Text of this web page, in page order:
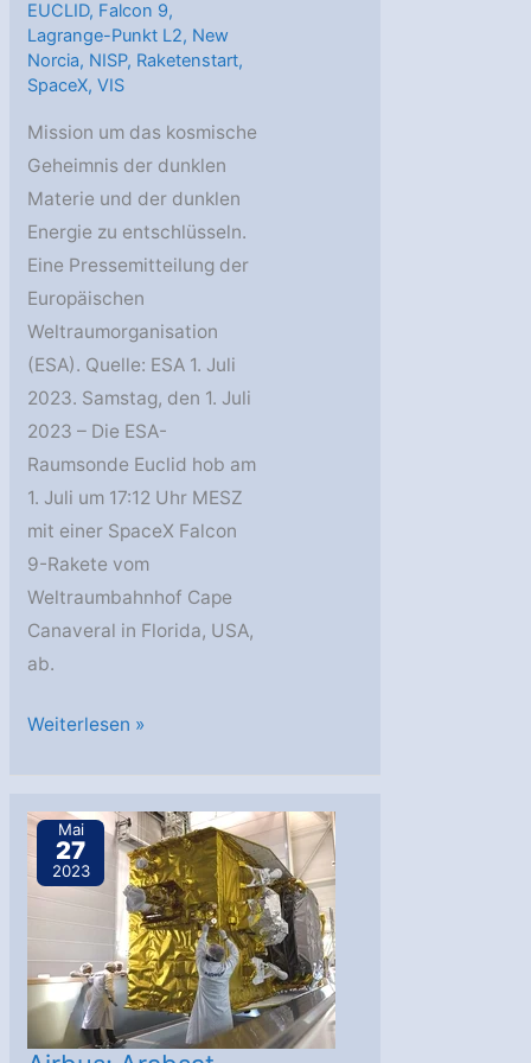
EUCLID, Falcon 9,
Lagrange-Punkt L2, New
Norcia, NISP, Raketenstart,
SpaceX,VIS
Mission um das kosmische
Geheimnis der dunklen
Materie und der dunklen
Energie zu entschlüsseln.
Eine Pressemitteilung der
Europäischen
Weltraumorganisation
(ESA). Quelle: ESA 1. Juli
2023. Samstag, den 1. Juli
2023 – Die ESA-
Raumsonde Euclid hob am
1. Juli um 17:12 Uhr MESZ
mit einer SpaceX Falcon
9-Rakete vom
Weltraumbahnhof Cape
Canaveral in Florida, USA,
ab.
ESA:
Sonde
Euclid
hebt
ab
Weiterlesen »
Mai
27
2023